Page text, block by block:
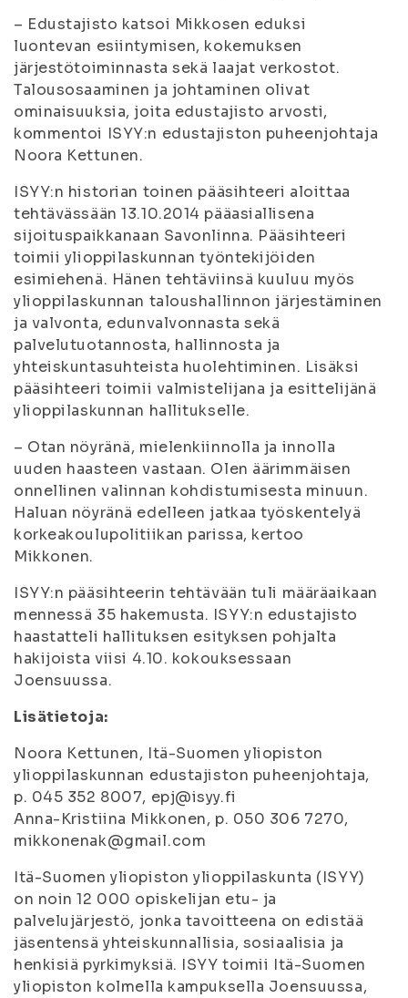
– Edustajisto katsoi Mikkosen eduksi
luontevan esiintymisen, kokemuksen
järjestötoiminnasta sekä laajat verkostot.
Talousosaaminen ja johtaminen olivat
ominaisuuksia, joita edustajisto arvosti,
kommentoi ISYY:n edustajiston puheenjohtaja
Noora Kettunen.
ISYY:n historian toinen pääsihteeri aloittaa
tehtävässään 13.10.2014 pääasiallisena
sijoituspaikkanaan Savonlinna. Pääsihteeri
toimii ylioppilaskunnan työntekijöiden
esimiehenä. Hänen tehtäviinsä kuuluu myös
ylioppilaskunnan taloushallinnon järjestäminen
ja valvonta, edunvalvonnasta sekä
palvelutuotannosta, hallinnosta ja
yhteiskuntasuhteista huolehtiminen. Lisäksi
pääsihteeri toimii valmistelijana ja esittelijänä
ylioppilaskunnan hallitukselle.
– Otan nöyränä, mielenkiinnolla ja innolla
uuden haasteen vastaan. Olen äärimmäisen
onnellinen valinnan kohdistumisesta minuun.
Haluan nöyränä edelleen jatkaa työskentelyä
korkeakoulupolitiikan parissa, kertoo
Mikkonen.
ISYY:n pääsihteerin tehtävään tuli määräaikaan
mennessä 35 hakemusta. ISYY:n edustajisto
haastatteli hallituksen esityksen pohjalta
hakijoista viisi 4.10. kokouksessaan
Joensuussa.
Lisätietoja:
Noora Kettunen, Itä-Suomen yliopiston
ylioppilaskunnan edustajiston puheenjohtaja,
p. 045 352 8007, epj@isyy.fi
Anna-Kristiina Mikkonen, p. 050 306 7270,
mikkonenak@gmail.com
Itä-Suomen yliopiston ylioppilaskunta (ISYY)
on noin 12 000 opiskelijan etu- ja
palvelujärjestö, jonka tavoitteena on edistää
jäsentensä yhteiskunnallisia, sosiaalisia ja
henkisiä pyrkimyksiä. ISYY toimii Itä-Suomen
yliopiston kolmella kampuksella Joensuussa,